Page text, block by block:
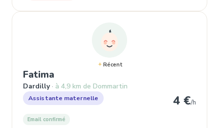
Récent
Fatima
Dardilly à 4,9 km de Dommartin
Assistante maternelle 4 €/h
Email confirmé